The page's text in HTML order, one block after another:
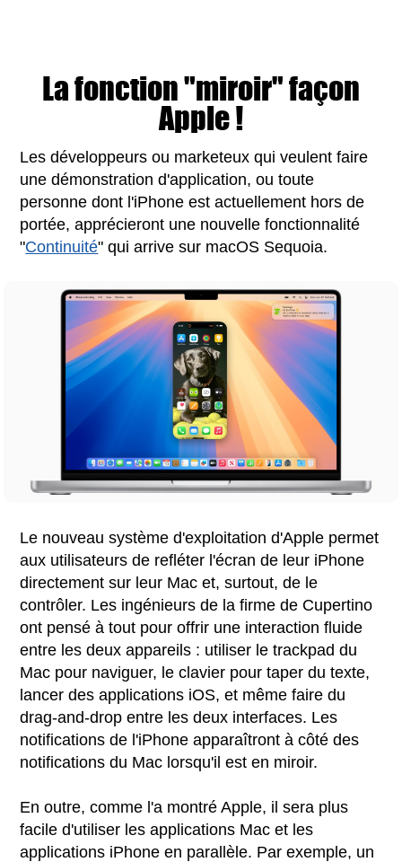
La fonction "miroir" façon
Apple !
Les développeurs ou marketeux qui veulent faire
une démonstration d'application, ou toute
personne dont l'iPhone est actuellement hors de
portée, apprécieront une nouvelle fonctionnalité
"Continuité" qui arrive sur macOS Sequoia.
Le nouveau système d'exploitation d'Apple permet
aux utilisateurs de refléter l'écran de leur iPhone
directement sur leur Mac et, surtout, de le
contrôler. Les ingénieurs de la firme de Cupertino
ont pensé à tout pour offrir une interaction fluide
entre les deux appareils : utiliser le trackpad du
Mac pour naviguer, le clavier pour taper du texte,
lancer des applications iOS, et même faire du
drag-and-drop entre les deux interfaces. Les
notifications de l'iPhone apparaîtront à côté des
notifications du Mac lorsqu'il est en miroir.
En outre, comme l'a montré Apple, il sera plus
facile d'utiliser les applications Mac et les
applications iPhone en parallèle. Par exemple, un